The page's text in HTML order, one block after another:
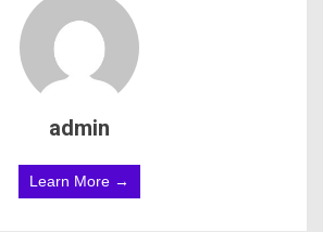
admin
Learn More →